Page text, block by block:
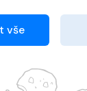
potřebujeme
cookies
nám ho dáte a
vše